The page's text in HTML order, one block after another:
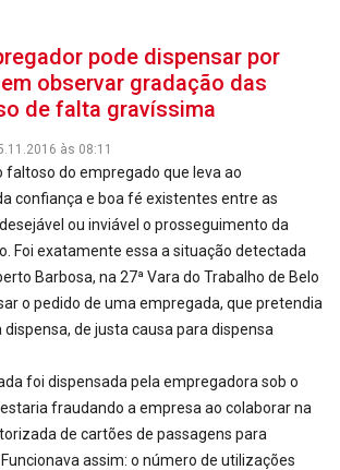
pode dispensar por
observar gradação das
de falta gravíssima
às 08:11
faltoso do empregado que leva ao
confiança e boa fé existentes entre as
ou inviável o prosseguimento da
Foi exatamente essa a situação detectada
Barbosa, na 27ª Vara do Trabalho de Belo
o pedido de uma empregada, que pretendia
dispensa, de justa causa para dispensa
foi dispensada pela empregadora sob o
fraudando a empresa ao colaborar na
de cartões de passagens para
assim: o número de utilizações